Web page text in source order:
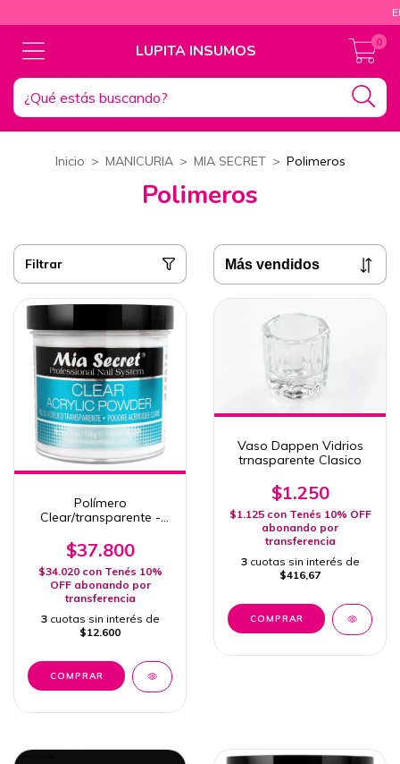
LUPITA INSUMOS 0
Inicio > MANICURIA > MIA SECRET > Polimeros
Polimeros
Filtrar
Polímero
Clear/transparente -
Oz.
$37.800
$34.020 con Tenés 10%
OFF abonando por
transferencia
3 cuotas sin interés de
$12.600
Vaso Dappen Vidrios
trnasparente Clasico
$1.250
$1.125 con Tenés 10% OFF
abonando por
transferencia
3 cuotas sin interés de
$416,67